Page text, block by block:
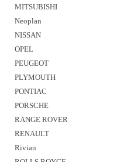
MITSUBISHI
Neoplan
NISSAN
OPEL
PEUGEOT
PLYMOUTH
PONTIAC
PORSCHE
RANGE ROVER
RENAULT
Rivian